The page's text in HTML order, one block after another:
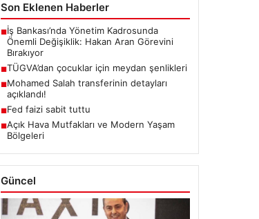
Son Eklenen Haberler
■İş Bankası’nda Yönetim Kadrosunda
Önemli Değişiklik: Hakan Aran Görevini
Bırakıyor
■TÜGVA’dan çocuklar için meydan şenlikleri
■Mohamed Salah transferinin detayları
açıklandı!
■Fed faizi sabit tuttu
■Açık Hava Mutfakları ve Modern Yaşam
Bölgeleri
Güncel